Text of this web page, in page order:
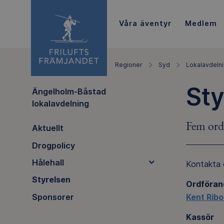
Våra äventyr Medlem
Regioner Syd
Ängelholm-Båstad
lokalavdelning
Aktuellt
Drogpolicy
Hålehall
Styrelsen
Sponsorer
Fem
Kontakta
Kent
Kassör